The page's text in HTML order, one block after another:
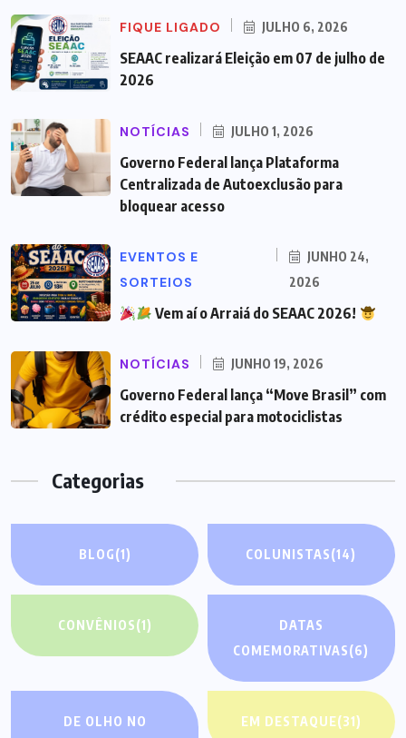
FIQUE LIGADO JULHO 6, 2026
SEAAC realizará Eleição em 07 de julho de
2026
NOTÍCIAS JULHO 1, 2026
Governo Federal lança Plataforma
Centralizada de Autoexclusão para
bloquear acesso
EVENTOS E
SORTEIOS
JUNHO 24,
2026
Vem aí o Arraiá do SEAAC 2026!
NOTÍCIAS JUNHO 19, 2026
Governo Federal lança “Move Brasil” com
crédito especial para motociclistas
Categorias
BLOG(1) COLUNISTAS(14)
CONVÊNIOS(1)
DATAS
COMEMORATIVAS(6)
DE OLHO NO
EM DESTAQUE(31)